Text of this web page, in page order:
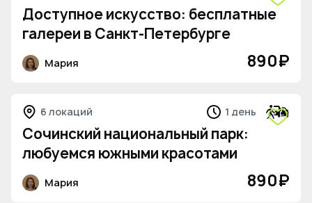
Доступное искусство: бесплатные
галереи в Санкт-Петербурге
Мария 890₽
6 локаций 1 день
Сочинский национальный парк:
любуемся южными красотами
Мария 890₽